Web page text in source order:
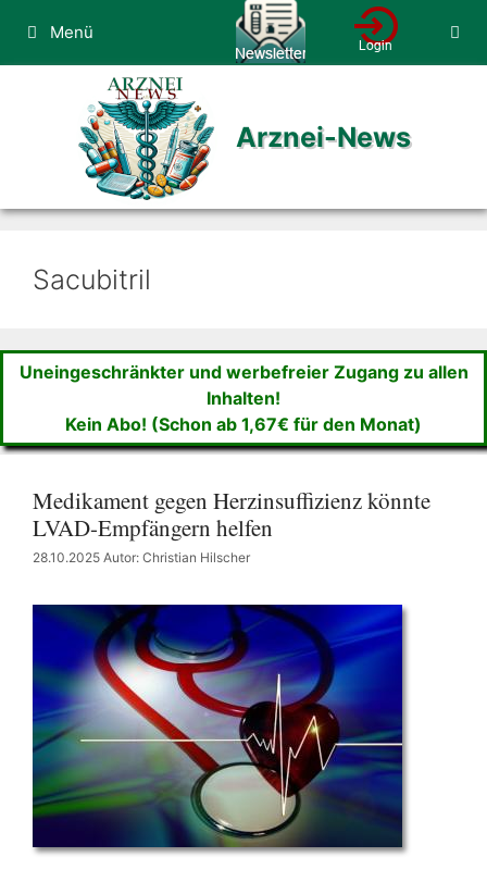
Inhalt
springen
Menü
Arznei-News
Sacubitril
Uneingeschränkter und werbefreier Zugang zu allen
Inhalten!
Kein Abo! (Schon ab 1,67€ für den Monat)
Medikament gegen Herzinsuffizienz könnte
LVAD-Empfängern helfen
28.10.2025 Autor: Christian Hilscher